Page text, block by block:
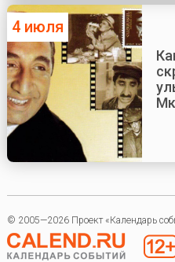
4 июля
© 2005—2026 Проект «Календарь